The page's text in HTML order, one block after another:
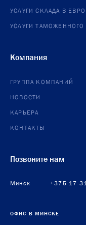
УСЛУГИ СКЛАДА В
УСЛУГИ
Компания
ГРУППА КОМПАНИЙ
НОВОСТИ
КАРЬЕРА
КОНТАКТЫ
Позвоните нам
Минск +375 17
ОФИС В МИНСКЕ